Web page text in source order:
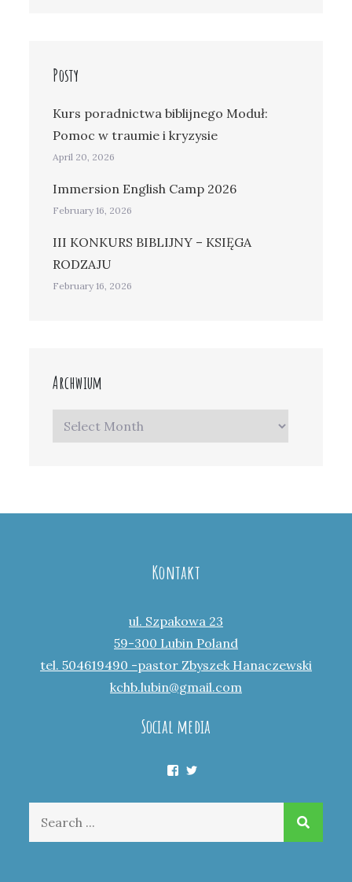
Posty
Kurs poradnictwa biblijnego Moduł:
Pomoc w traumie i kryzysie
April 20, 2026
Immersion English Camp 2026
February 16, 2026
III KONKURS BIBLIJNY – KSIĘGA
RODZAJU
February 16, 2026
Archwium
Archwium
Kontakt
ul. Szpakowa 23
59-300 Lubin Poland
tel. 504619490 -pastor Zbyszek Hanaczewski
kchb.lubin@gmail.com
Social media
Facebook